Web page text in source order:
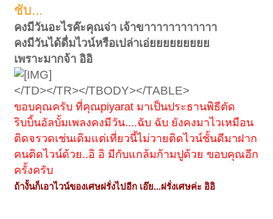
ชับ...
คงมีวันอะไรค๊ะคุณจ่า เจ้าขาาาาาาาาาาาา
คงมีวันได้ดื่มไวน์หรือเปล่าเอ่ยยยยยยยยย
เพราะมากจ้า อิอิ
</TD></TR></TBODY></TABLE>
ขอบคุณครับ ที่คุณpiyarat มาเป็นประธานพิธีตัด
ริบบิ้นอัลบั้มเพลงคงมีวัน....ฉับ ฉับ ยังคงมาไวเหมือน
ติดจรวดเช่นเดิมแต่เที่ยวนี้ไม่วายติดไวน์ชั้นดีมาฝาก
คนติดไวน์ด้วย..อิ อิ มีกับแกล้มก้ามปูด้วย ขอบคุณอีก
ครั้งครับ
ถ้างั้นก็เอาไวน์ของเศษฝรั่งไปอีก เอ๊ย...ฝรั่งเศษค่ะ อิอิ